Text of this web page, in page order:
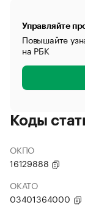
Управляйте
Повышайте
на РБК
Коды
ОКПО
16129888
ОКАТО
03401364000